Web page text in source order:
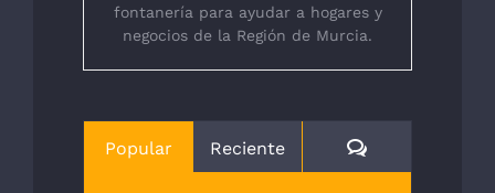
fontanería para ayudar a hogares y
negocios de la Región de Murcia.
Popular Reciente Comentarios